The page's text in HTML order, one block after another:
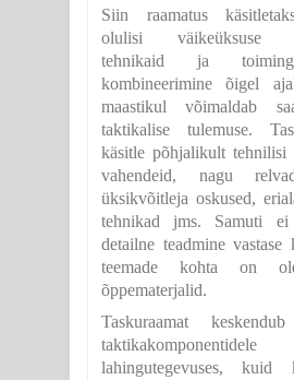
Siin raamatus
olulisi väikeüksuse
tehnikaid ja
kombineerimine õigel
maastikul võimaldab
taktikalise tulemuse.
käsitle põhjalikult tehnilisi
vahendeid, nagu
üksikvõitleja oskused,
tehnikad jms. Samuti
detailne teadmine vastase
teemade kohta on
õppematerjalid.
Taskuraamat
lahingutegevuses, kuid